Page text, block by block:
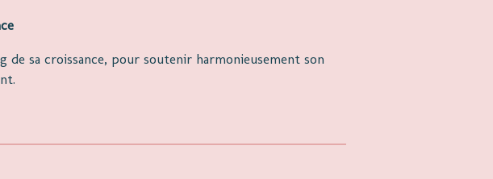
sa croissance, pour soutenir harmonieusement son